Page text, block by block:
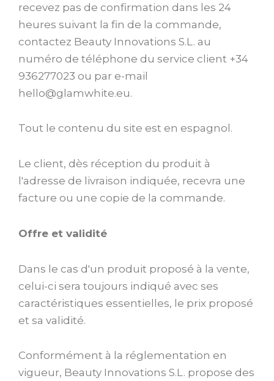
recevez pas de confirmation dans les 24
heures suivant la fin de la commande,
contactez Beauty Innovations S.L. au
numéro de téléphone du service client +34
936277023 ou par e-mail
hello@glamwhite.eu.
Tout le contenu du site est en espagnol.
Le client, dès réception du produit à
l'adresse de livraison indiquée, recevra une
facture ou une copie de la commande.
Offre et validité
Dans le cas d'un produit proposé à la vente,
celui-ci sera toujours indiqué avec ses
caractéristiques essentielles, le prix proposé
et sa validité.
Conformément à la réglementation en
vigueur, Beauty Innovations S.L. propose des